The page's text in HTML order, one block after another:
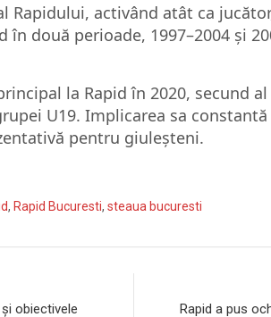
Rapidului, activând atât ca
două perioade, 1997–2004 și
la Rapid în 2020, secund
U19. Implicarea sa
pentru giuleșteni.
, Rapid Bucuresti, steaua bucuresti
obiectivele
Rapid a pus